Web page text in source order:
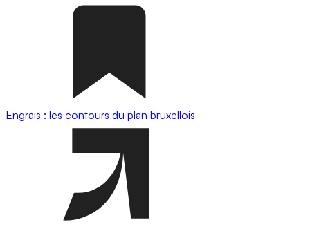
Engrais : les contours du plan bruxellois